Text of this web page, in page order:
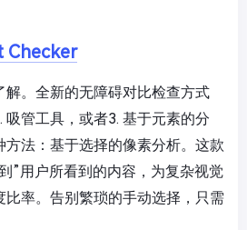
Checker
解。全新的无障碍对比检查方式
吸管工具，或者3. 基于元素的分
法：基于选择的像素分析。这款
”用户所看到的内容，为复杂视觉
比率。告别繁琐的手动选择，只需